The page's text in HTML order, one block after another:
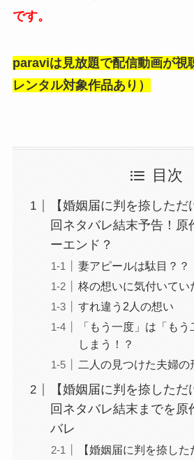
です。
paraviは見放題で配信動画が視
レンタル対象作品あり）
目次
【婚姻届に判を捺した
回ネタバレ結末予告！原
ーエンド？
妻アピールは駄目？？
柊の想いに気付いてい
すれ違う2人の想い
「もう一度」は「も
しまう！？
二人の見つけた夫婦の
【婚姻届に判を捺した
回ネタバレ結末までを原
バレ
【婚姻届に判を捺し